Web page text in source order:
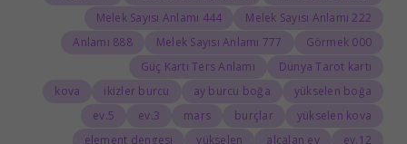
222 Melek Sayısı Anlamı
444 Melek Sayısı Anlamı
000 Görmek
777 Melek Sayısı Anlamı
888 Anlamı
Dünya Tarot kartı
Güç Kartı Ters Anlamı
yükselen boğa
ay burcu boğa
ikizler burcu
kova
yükselen kova
burçlar
mars
3.ev
5.ev
12.ev
alçalan ev
yükselen
element dengesi